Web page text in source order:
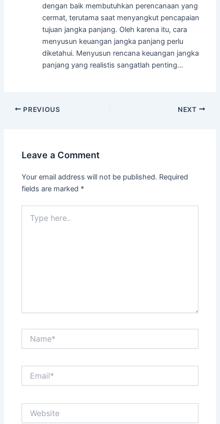
dengan baik membutuhkan perencanaan yang
cermat, terutama saat menyangkut pencapaian
tujuan jangka panjang. Oleh karena itu, cara
menyusun keuangan jangka panjang perlu
diketahui. Menyusun rencana keuangan jangka
panjang yang realistis sangatlah penting…
Post
PREVIOUS NEXT
Leave a Comment
Your email address will not be published. Required
fields are marked *
here..